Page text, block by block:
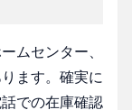
ムセンター、
ます。確実に
での在庫確認